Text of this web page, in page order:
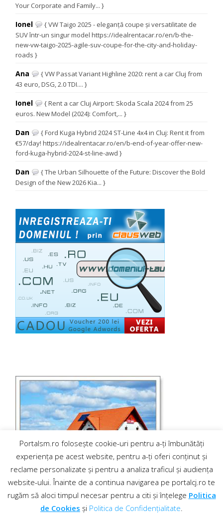
Your Corporate and Family... }
Ionel
{ VW Taigo 2025 - eleganță coupe și versatilitate de
SUV într-un singur model https://idealrentacar.ro/en/b-the-
new-vw-taigo-2025-agile-suv-coupe-for-the-city-and-holiday-
roads }
Ana
{ VW Passat Variant Highline 2020: rent a car Cluj from
43 euro, DSG, 2.0 TDI.... }
Ionel
{ Rent a car Cluj Airport: Skoda Scala 2024 from 25
euros. New Model (2024): Comfort,... }
Dan
{ Ford Kuga Hybrid 2024 ST-Line 4x4 in Cluj: Rent it from
€57/day! https://idealrentacar.ro/en/b-end-of-year-offer-new-
ford-kuga-hybrid-2024-st-line-awd }
Dan
{ The Urban Silhouette of the Future: Discover the Bold
Design of the New 2026 Kia... }
Portalsm.ro folosește cookie-uri pentru a-ți îmbunătăți
experiența pe acest website, pentru a-ți oferi conținut și
reclame personalizate și pentru a analiza traficul și audiența
website-ului. Înainte de a continua navigarea pe portalcj.ro te
rugăm să aloci timpul necesar pentru a citi și înțelege Politica
de Cookies și Politica de Confidențialitate.